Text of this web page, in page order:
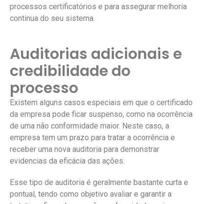
processos certificatórios e para assegurar melhoria
continua do seu sistema.
Auditorias adicionais e
credibilidade do
processo
Existem alguns casos especiais em que o certificado
da empresa pode ficar suspenso, como na ocorrência
de uma não conformidade maior. Neste caso, a
empresa tem um prazo para tratar a ocorrência e
receber uma nova auditoria para demonstrar
evidencias da eficácia das ações.
Esse tipo de auditoria é geralmente bastante curta e
pontual, tendo como objetivo avaliar e garantir a